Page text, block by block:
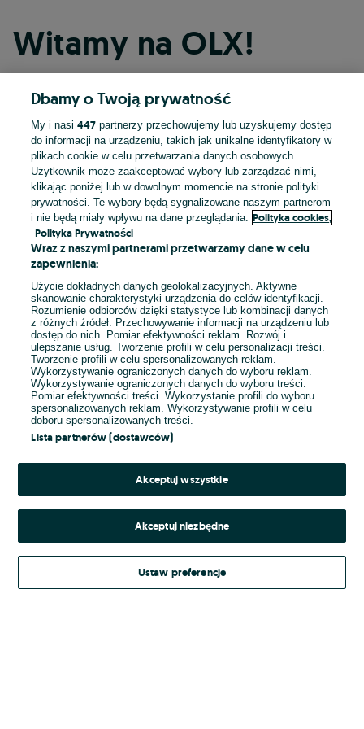
Witamy na OLX!
Kontynuuj przez Facebooka
Kontynuuj przez konto Apple
Kontynuuj przez konto Google
LUB
E-mail
Hasło
Kontynuując za pośrednictwem jednego z dostawców wskazanych powyżej,
Regulamin serwisu OLX.pl w jego aktualnym brzmieniu.
Dbamy o Twoją prywatność
My i nasi447 partnerzy przechowujemy lub uzyskujemy dostęp
do informacji na urządzeniu, takich jak unikalne identyfikatory w
plikach cookie w celu przetwarzania danych osobowych.
Użytkownik może zaakceptować wybory lub zarządzać nimi,
klikając poniżej lub w dowolnym momencie na stronie polityki
prywatności. Te wybory będą sygnalizowane naszym partnerom
i nie będą miały wpływu na dane przeglądania.
Polityka cookies,
Polityka Prywatności
Wraz z naszymi partnerami przetwarzamy dane w celu
zapewnienia:
Użycie dokładnych danych geolokalizacyjnych. Aktywne
skanowanie charakterystyki urządzenia do celów identyfikacji.
Rozumienie odbiorców dzięki statystyce lub kombinacji danych
z różnych źródeł. Przechowywanie informacji na urządzeniu lub
dostęp do nich. Pomiar efektywności reklam. Rozwój i
ulepszanie usług. Tworzenie profili w celu personalizacji treści.
Tworzenie profili w celu spersonalizowanych reklam.
Wykorzystywanie ograniczonych danych do wyboru reklam.
Wykorzystywanie ograniczonych danych do wyboru treści.
Pomiar efektywności treści. Wykorzystanie profili do wyboru
spersonalizowanych reklam. Wykorzystywanie profili w celu
doboru spersonalizowanych treści.
Lista partnerów (dostawców)
Akceptuj wszystkie
Akceptuj niezbędne
Ustaw preferencje